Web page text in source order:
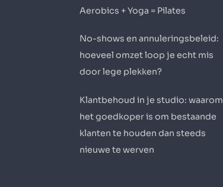
Aerobics + Yoga = Pilates
No-shows en annuleringsbeleid:
hoeveel omzet loop je echt mis
door lege plekken?
Klantbehoud in je studio: waarom
het goedkoper is om bestaande
klanten te houden dan steeds
nieuwe te werven